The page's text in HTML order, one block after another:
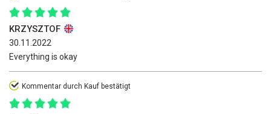
KRZYSZTOF
30.11.2022
Everything is okay
Kommentar durch Kauf bestätigt